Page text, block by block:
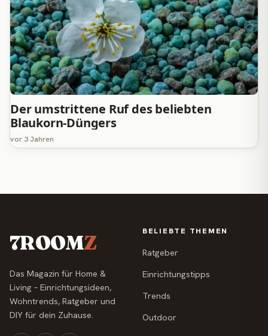
Der umstrittene Ruf des beliebten
Blaukorn-Düngers
vor 3 Jahren
7ROOMZ
Das Magazin für Home &
Living – Einrichtungsideen,
Wohntrends, Ratgeber und
DIY für dein Zuhause.
BELIEBTE THEMEN
Ratgeber
Einrichtungstipps
Trends
Outdoor